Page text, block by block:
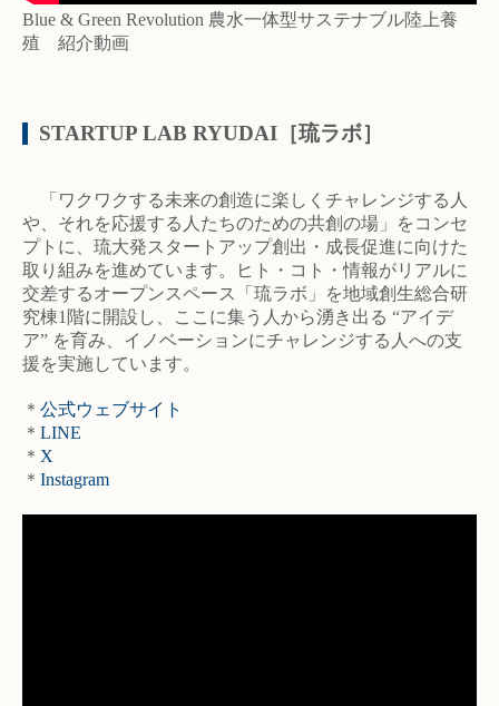
Blue & Green Revolution 農水一体型サステナブル陸上養
殖 紹介動画
STARTUP LAB RYUDAI［琉ラボ］
「ワクワクする未来の創造に楽しくチャレンジする人
や、それを応援する人たちのための共創の場」をコンセ
プトに、琉大発スタートアップ創出・成長促進に向けた
取り組みを進めています。ヒト・コト・情報がリアルに
交差するオープンスペース「琉ラボ」を地域創生総合研
究棟1階に開設し、ここに集う人から湧き出る “アイデ
ア” を育み、イノベーションにチャレンジする人への支
援を実施しています。
＊ 公式ウェブサイト
＊ LINE
＊ X
＊ Instagram